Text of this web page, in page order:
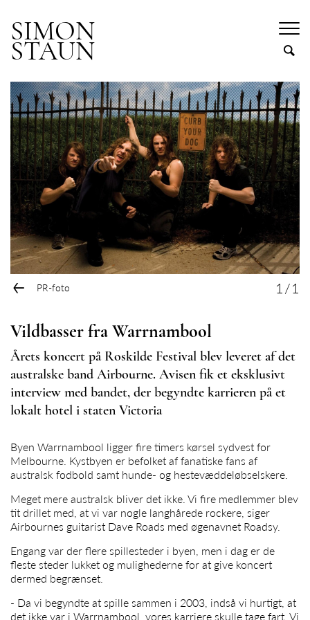
SIMON
STAUN
← PR-foto 1 /1
Vildbasser fra Warrnambool
Årets koncert på Roskilde Festival blev leveret af det
australske band Airbourne. Avisen fik et eksklusivt
interview med bandet, der begyndte karrieren på et
lokalt hotel i staten Victoria
Byen Warrnambool ligger fire timers kørsel sydvest for
Melbourne. Kystbyen er befolket af fanatiske fans af
australsk fodbold samt hunde- og hestevæddeløbselskere.
Meget mere australsk bliver det ikke. Vi fire medlemmer blev
tit drillet med, at vi var nogle langhårede rockere, siger
Airbournes guitarist Dave Roads med øgenavnet Roadsy.
Engang var der flere spillesteder i byen, men i dag er de
fleste steder lukket og mulighederne for at give koncert
dermed begrænset.
- Da vi begyndte at spille sammen i 2003, indså vi hurtigt, at
det ikke var i Warrnambool, vores karriere skulle tage fart. Vi